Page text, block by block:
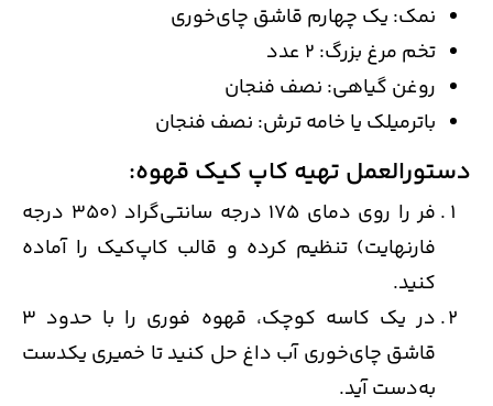
نمک: یک چهارم قاشق چای‌خوری
تخم مرغ بزرگ: 2 عدد
روغن گیاهی: نصف فنجان
باترمیلک یا خامه ترش: نصف فنجان
دستورالعمل تهیه کاپ کیک قهوه:
فر را روی دمای 175 درجه سانتی‌گراد (350 درجه
فارنهایت) تنظیم کرده و قالب کاپ‌کیک را آماده
کنید.
در یک کاسه کوچک، قهوه فوری را با حدود 3
قاشق چای‌خوری آب داغ حل کنید تا خمیری یکدست
به‌دست آید.